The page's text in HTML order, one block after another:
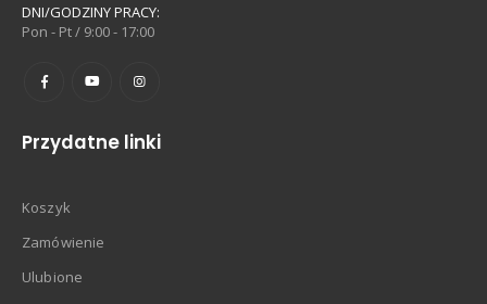
DNI/GODZINY PRACY:
Pon - Pt / 9:00 - 17:00
Przydatne linki
Koszyk
Zamówienie
Ulubione